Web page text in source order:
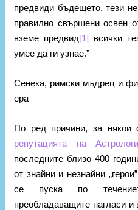
предвиди бъдещето, тези
правилно свършени освен
вземе предвид[1] всички
умее да ги узнае.”
Сенека, римски мъдрец и
ера
По ред причини, за някои
репутацията на
последните близо 400
от знайни и незнайни
се пуска по
преобладаващите нагласи